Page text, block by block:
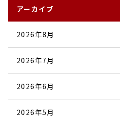
アーカイブ
2026年8月
2026年7月
2026年6月
2026年5月